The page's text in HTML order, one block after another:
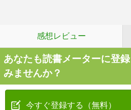
感想レビュー
あなたも読書メーターに登
みませんか？
今すぐ登録する（無料）